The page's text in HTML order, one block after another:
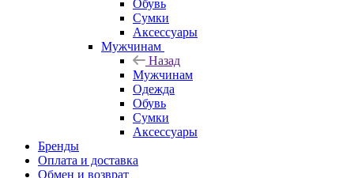
Обувь
Сумки
Аксессуары
Мужчинам
Назад
Мужчинам
Одежда
Обувь
Сумки
Аксессуары
Бренды
Оплата и доставка
Обмен и возврат